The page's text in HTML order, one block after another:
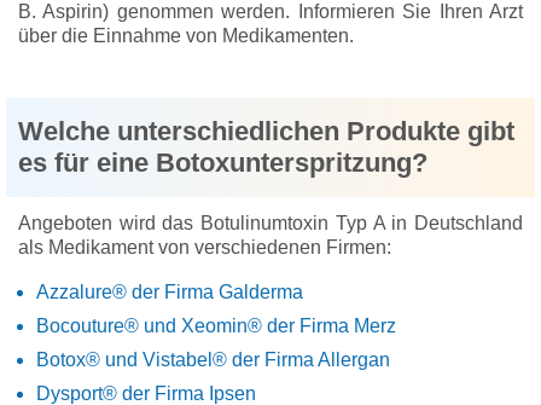
B. Aspirin) genommen werden. Informieren Sie Ihren Arzt
über die Einnahme von Medikamenten.
Welche unterschiedlichen Produkte gibt
es für eine Botoxunterspritzung?
Angeboten wird das Botulinumtoxin Typ A in Deutschland
als Medikament von verschiedenen Firmen:
Azzalure® der Firma Galderma
Bocouture® und Xeomin® der Firma Merz
Botox® und Vistabel® der Firma Allergan
Dysport® der Firma Ipsen